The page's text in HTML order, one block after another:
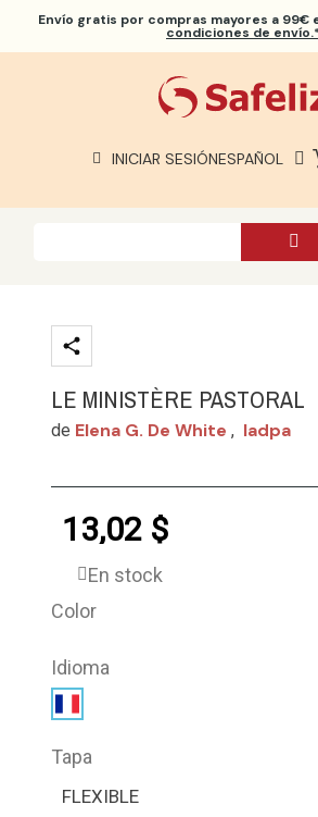
Envío gratis por compras mayores a 99€
condiciones de
INICIAR SESIÓNESPAÑOL
LE MINISTÈRE PASTORAL
de Elena G. De White , Iadpa
13,02 $
En stock
Color
Idioma
Tapa
FLEXIBLE